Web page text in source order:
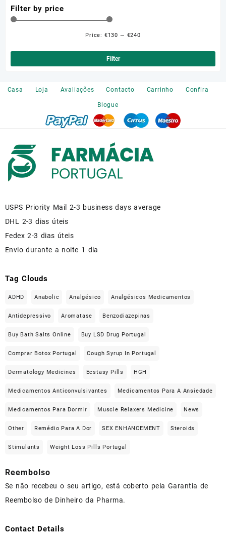
variants.
The
be
Filter by price
Filter
Price: €130 — €240
Casa Loja Avaliações Contacto Carrinho Confira
Blogue
USPS Priority Mail 2-3 business days average
DHL 2-3 dias úteis
Fedex 2-3 dias úteis
Envio durante a noite 1 dia
Tag Clouds
ADHD Anabolic Analgésico Analgésicos Medicamentos
Antidepressivo Aromatase Benzodiazepinas
Buy Bath Salts Online Buy LSD Drug Portugal
Comprar Botox Portugal Cough Syrup In Portugal
Dermatology Medicines Ecstasy Pills HGH
Medicamentos Anticonvulsivantes Medicamentos Para A Ansiedade
Medicamentos Para Dormir Muscle Relaxers Medicine News
Other Remédio Para A Dor SEX ENHANCEMENT Steroids
Stimulants Weight Loss Pills Portugal
Reembolso
Se não recebeu o seu artigo, está coberto pela Garantia de
Reembolso de Dinheiro da Pharma.
Contact Details